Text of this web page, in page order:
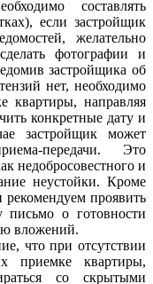
составлять
если застройщик
желательно
фотографии и
застройщика об
нет, необходимо
квартиры, направляя
конкретные дату и
застройщик может
передачи. Это
недобросовестного и
неустойки. Кроме
рекомендуем проявить
письмо о готовности
вложений.
что при отсутствии
приемке квартиры,
со скрытыми